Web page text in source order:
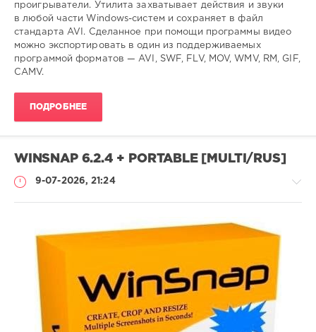
проигрыватели. Утилита захватывает действия и звуки
в любой части Windows-систем и сохраняет в файл
стандарта AVI. Сделанное при помощи программы видео
можно экспортировать в один из поддерживаемых
программой форматов — AVI, SWF, FLV, MOV, WMV, RM, GIF,
CAMV.
ПОДРОБНЕЕ
WINSNAP 6.2.4 + PORTABLE [MULTI/RUS]
9-07-2026, 21:24
Софт
30
создать